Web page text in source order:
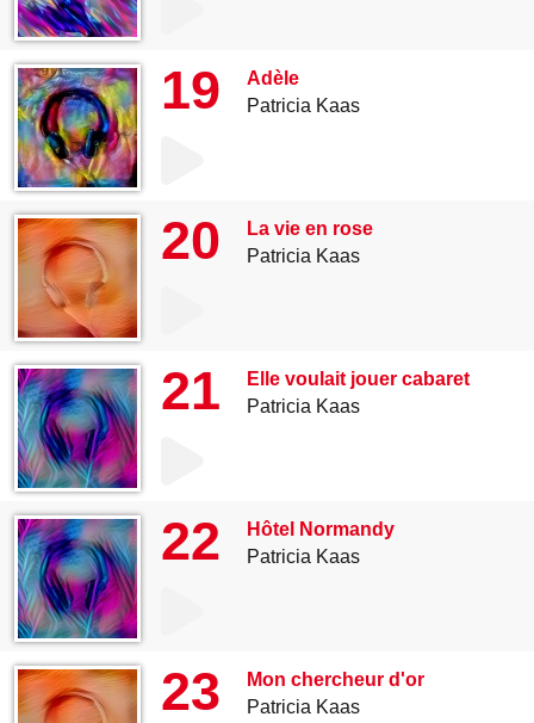
19
Adèle
Patricia Kaas
20
La vie en rose
Patricia Kaas
21
Elle voulait jouer cabaret
Patricia Kaas
22
Hôtel Normandy
Patricia Kaas
23
Mon chercheur d'or
Patricia Kaas